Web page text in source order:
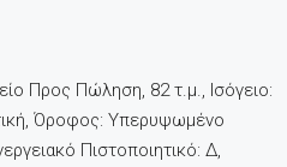
Προς Πώληση, 82 τ.μ., Ισόγειο:
Όροφος: Υπερυψωμένο
Πιστοποιητικό: Δ,